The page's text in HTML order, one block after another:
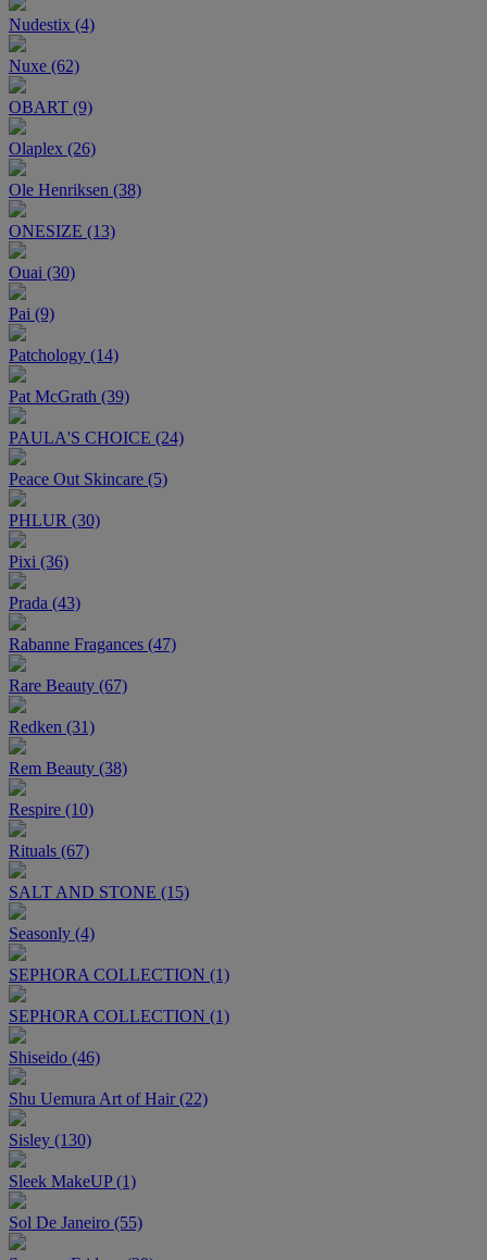
Nudestix (4)
Nuxe (62)
OBART (9)
Olaplex (26)
Ole Henriksen (38)
ONESIZE (13)
Ouai (30)
Pai (9)
Patchology (14)
Pat McGrath (39)
PAULA'S CHOICE (24)
Peace Out Skincare (5)
PHLUR (30)
Pixi (36)
Prada (43)
Rabanne Fragances (47)
Rare Beauty (67)
Redken (31)
Rem Beauty (38)
Respire (10)
Rituals (67)
SALT AND STONE (15)
Seasonly (4)
SEPHORA COLLECTION (1)
SEPHORA COLLECTION (1)
Shiseido (46)
Shu Uemura Art of Hair (22)
Sisley (130)
Sleek MakeUP (1)
Sol De Janeiro (55)